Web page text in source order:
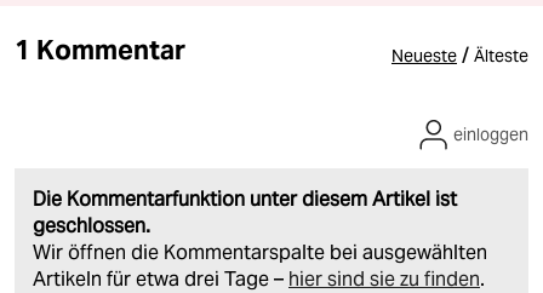
1 Kommentar Neueste / Älteste
Die Kommentarfunktion unter diesem Artikel ist
geschlossen.
Wir öffnen die Kommentarspalte bei ausgewählten
Artikeln für etwa drei Tage – hier sind sie zu finden.
einloggen